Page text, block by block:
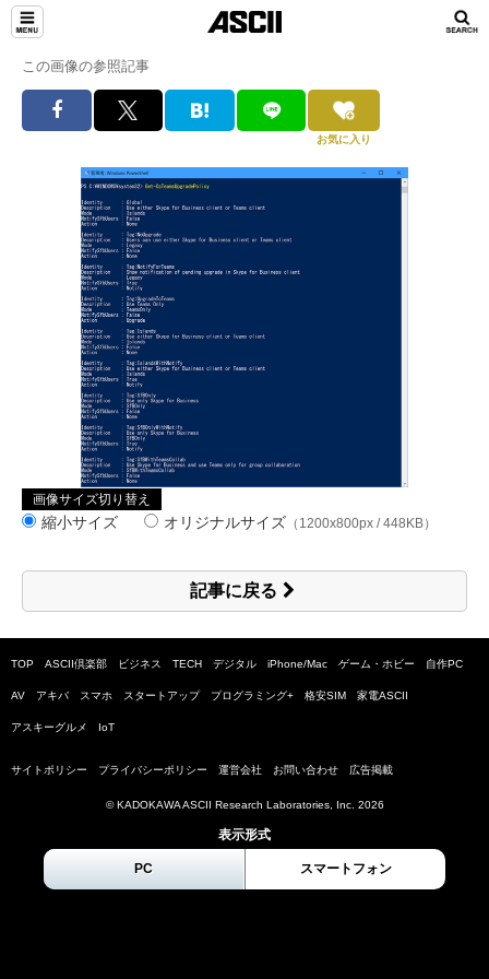
この画像の参照記事
お気に入り
画像サイズ切り替え
縮小サイズ オリジナルサイズ （1200x800px / 448KB）
記事に戻る
TOP ASCII倶楽部 ビジネス TECH デジタル iPhone/Mac ゲーム・ホビー 自作PC
AV アキバ スマホ スタートアップ プログラミング+ 格安SIM 家電ASCII
アスキーグルメ IoT
サイトポリシー プライバシーポリシー 運営会社 お問い合わせ 広告掲載
© KADOKAWA ASCII Research Laboratories, Inc. 2026
表示形式
PC スマートフォン